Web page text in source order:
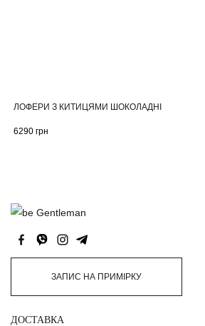
ЛОФЕРИ З КИТИЦЯМИ ШОКОЛАДНІ
6290 грн
ЗАПИС НА ПРИМІРКУ
ДОСТАВКА